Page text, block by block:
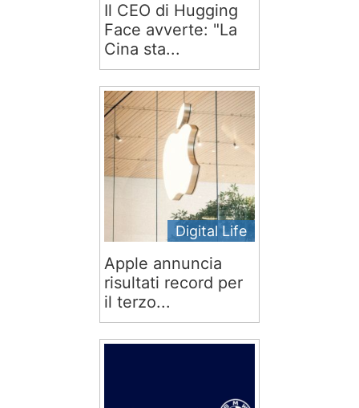
Il CEO di Hugging
Face avverte: "La
Cina sta...
Digital Life
Apple annuncia
risultati record per
il terzo...